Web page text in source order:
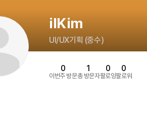
ilKim
UI/UX기획 (중수)
이번주 방문
0
총 방문자
1
팔로잉
0
팔로워
0